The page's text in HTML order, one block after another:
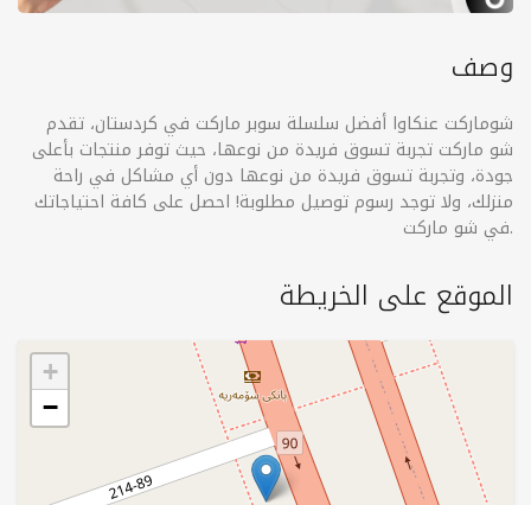
وصف
شوماركت عنكاوا أفضل سلسلة سوبر ماركت في كردستان، تقدم
شو ماركت تجربة تسوق فريدة من نوعها، حيث توفر منتجات بأعلى
جودة، وتجربة تسوق فريدة من نوعها دون أي مشاكل في راحة
منزلك، ولا توجد رسوم توصيل مطلوبة! احصل على كافة احتياجاتك
في شو ماركت.
الموقع على الخريطة
+
−